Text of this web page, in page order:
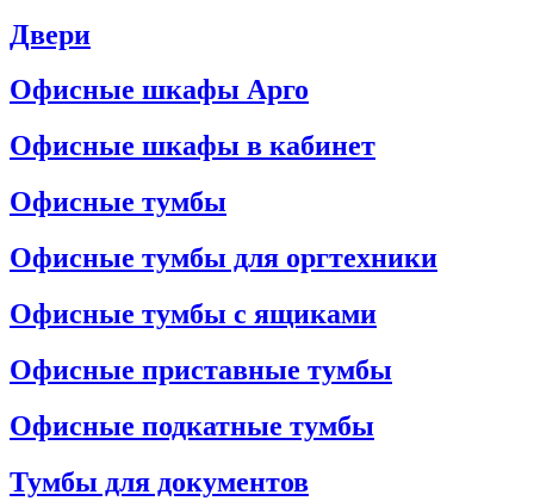
Двери
Офисные шкафы Арго
Офисные шкафы в кабинет
Офисные тумбы
Офисные тумбы для оргтехники
Офисные тумбы с ящиками
Офисные приставные тумбы
Офисные подкатные тумбы
Тумбы для документов